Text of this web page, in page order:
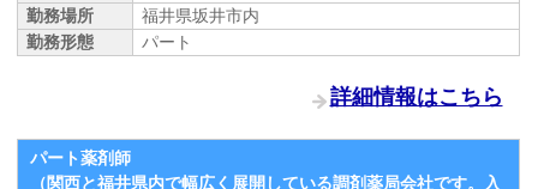
勤務場所
福井県坂井市内
勤務形態
パート
詳細情報はこちら
パート薬剤師
（関西と福井県内で幅広く展開している調剤薬局会社です。入